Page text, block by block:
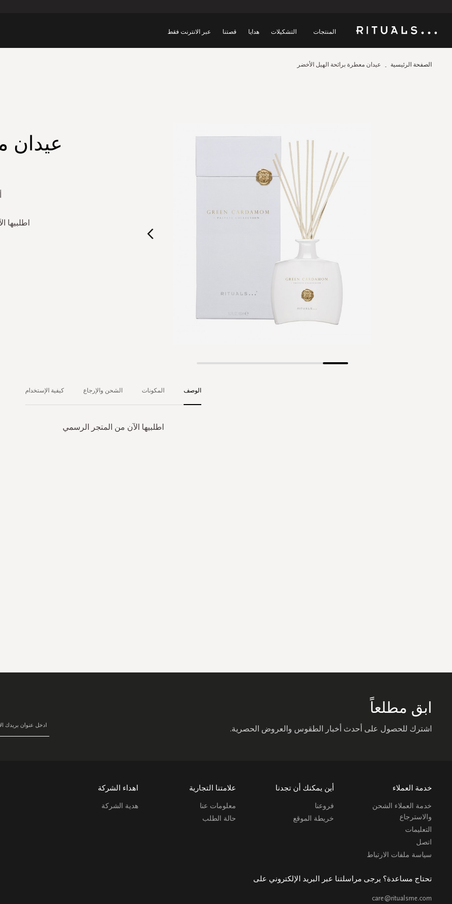
المنتجات التشكيلات هدايا قصتنا عبر الانترنت فقط
الصفحة الرئيسية عيدان معطرة برائحة الهيل الأخضر
عيدان
اطلبيها
الوصف
اطلبيها الآن من المتجر الرسمي
المكونات الشحن والإرجاع كيفية الإستخدام
ابق مطلعاً
اشترك للحصول على أحدث أخبار الطقوس والعروض الحصرية.
خدمة العملاء
خدمة العملاء الشحن
والاسترجاع
التعليمات
اتصل
سياسة ملفات الارتباط
أين يمكنك أن تجدنا
فروعنا
خريطة الموقع
علامتنا التجارية
معلومات عنا
حالة الطلب
اهداء الشركة
هدية الشركة
تحتاج مساعدة؟ يرجى مراسلتنا عبر البريد الإلكتروني على
care@ritualsme.com